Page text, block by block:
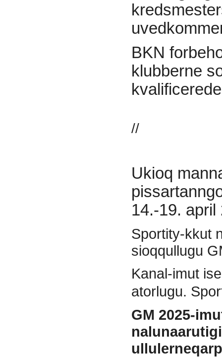
BKN
klubberne
//
Ukioq
14.-19. april
Sportity-kkut
sioqqullugu
Kanal-imut
atorlugu.
GM 2025-